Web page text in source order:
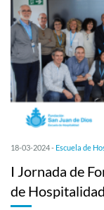
18-03-2024 - Escuela de
I Jornada de
de Hospitalidad